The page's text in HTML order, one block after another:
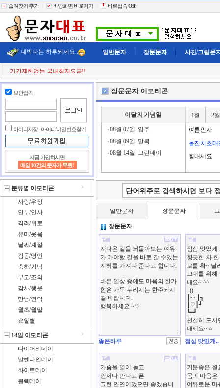
즐겨찾기 추가 바탕화면 바로가기 바로접속Off
대박나는 하루되세요.. 일반문자 장문문자 사진/그림문
기간제한없는 국내최저요금!!
첫 구매시+11% 추가적립!!
결젝금액의
충전금액의
희망단가신청! 타사이트보다 저렴하게..
빠르고 정확한 문자대표!!
전송실패건 100% 환불보상!!
보안접속
아이디저장 아이디/비밀번호찾기
지금 가입하시면
매일 10건의 문자가 무료!
분류별 이모티콘
사랑/우정
안부/인사
격려/위로
유머/웃음
날씨/계절
감동/명언
축하/기념
부고/조의
감사/행운
만남/연락
월초/월말
요일별
14일 이모티콘
다이어리데이
발렌타인데이
화이트데이
블렉데이
장문문자 이모티콘
이달의 기념일 1월 2월
08월 07일 입추
08월 09일 말복
08월 14일 그린데이
여름인사
돌잔치초대
힘내세요
일반문자 장문문자
장문문자
좋은하루 점심 맛있게..